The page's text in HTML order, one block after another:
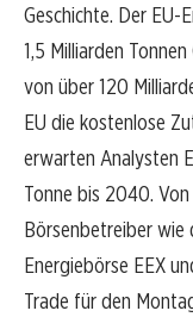
Geschichte. Der
1,5 Milliarden
von über 120
EU die kostenlose
erwarten Analysten
Tonne bis 2040.
Börsenbetreiber wie
Energiebörse EEX
Trade für den